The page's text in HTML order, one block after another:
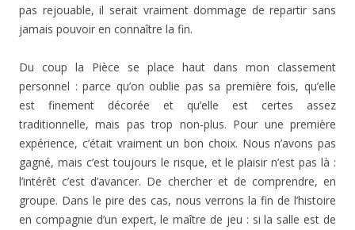
pas rejouable, il serait vraiment dommage de repartir sans
jamais pouvoir en connaître la fin.
Du coup la Pièce se place haut dans mon classement
personnel : parce qu’on oublie pas sa première fois, qu’elle
est finement décorée et qu’elle est certes assez
traditionnelle, mais pas trop non-plus. Pour une première
expérience, c’était vraiment un bon choix. Nous n’avons pas
gagné, mais c’est toujours le risque, et le plaisir n’est pas là :
l’intérêt c’est d’avancer. De chercher et de comprendre, en
groupe. Dans le pire des cas, nous verrons la fin de l’histoire
en compagnie d’un expert, le maître de jeu : si la salle est de